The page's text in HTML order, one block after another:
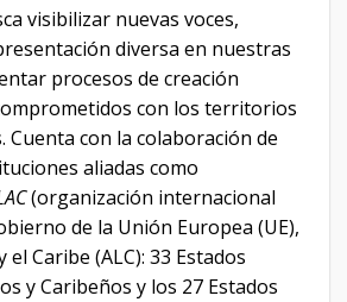
visibilizar nuevas voces,
diversa en nuestras
procesos de creación
con los territorios
Cuenta con la colaboración de
aliadas como
(organización internacional
de la Unión Europea (UE),
el Caribe (ALC): 33 Estados
y Caribeños y los 27 Estados